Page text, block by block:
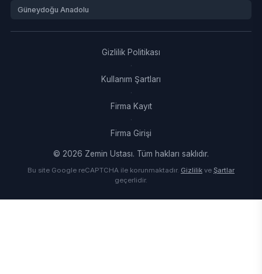
Güneydoğu Anadolu
Gizlilik Politikası
·
Kullanım Şartları
·
Firma Kayıt
·
Firma Girişi
© 2026 Zemin Ustası. Tüm hakları saklıdır.
Bu site Google reCAPTCHA ile korunmaktadır. Gizlilik ve Şartlar
geçerlidir.